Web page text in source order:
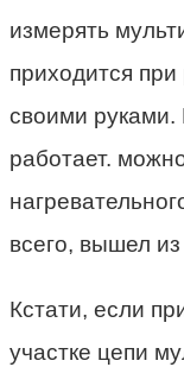
измерять
приходится
своими руками.
работает.
всего, вышел из
Кстати, если
участке цепи